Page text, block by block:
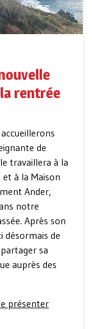
rentrée
de
travaillera à la
à la Maison
Ander,
notre
Après son
désormais de
sa
auprès des
présenter